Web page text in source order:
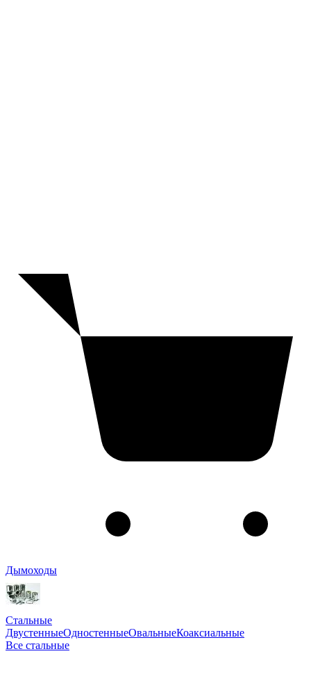
Дымоходы
Стальные
ДвустенныеОдностенныеОвальныеКоаксиальные
Все стальные